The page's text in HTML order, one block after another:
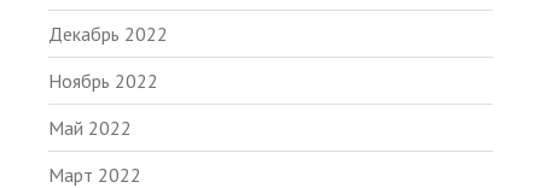
Декабрь 2022
Ноябрь 2022
Май 2022
Март 2022